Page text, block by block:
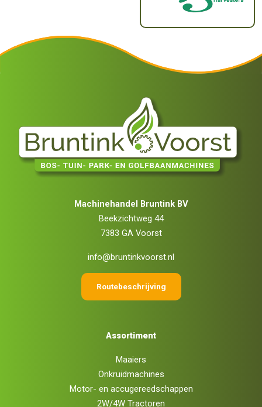
Machinehandel Bruntink BV
Beekzichtweg 44
7383 GA Voorst
info@bruntinkvoorst.nl
Routebeschrijving
Assortiment
Maaiers
Onkruidmachines
Motor- en accugereedschappen
2W/4W Tractoren